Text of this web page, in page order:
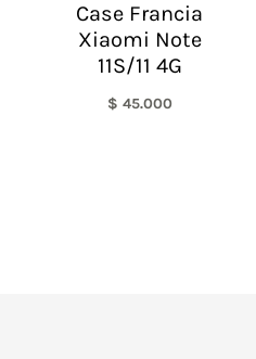
Case Francia
Xiaomi Note
11S/11 4G
$ 45.000